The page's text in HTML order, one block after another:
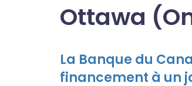
Ottawa
La Banque du
financement à un